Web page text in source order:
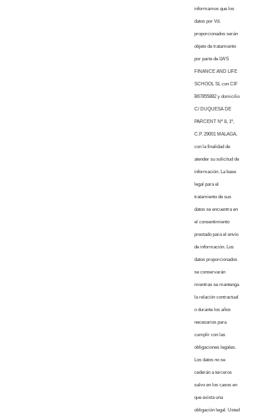
informamos que los
datos por Vd.
proporcionados serán
objeto de tratamiento
por parte de LWS
FINANCE AND LIFE
SCHOOL SL con CIF
B67855882 y domicilio
C/ DUQUESA DE
PARCENT Nº 8, 1º,
C.P. 29001 MALAGA,
con la finalidad de
atender su solicitud de
información. La base
legal para el
tratamiento de sus
datos se encuentra en
el consentimiento
prestado para el envío
de información. Los
datos proporcionados
se conservarán
mientras se mantenga
la relación contractual
o durante los años
necesarios para
cumplir con las
obligaciones legales.
Los datos no se
cederán a terceros
salvo en los casos en
que exista una
obligación legal. Usted